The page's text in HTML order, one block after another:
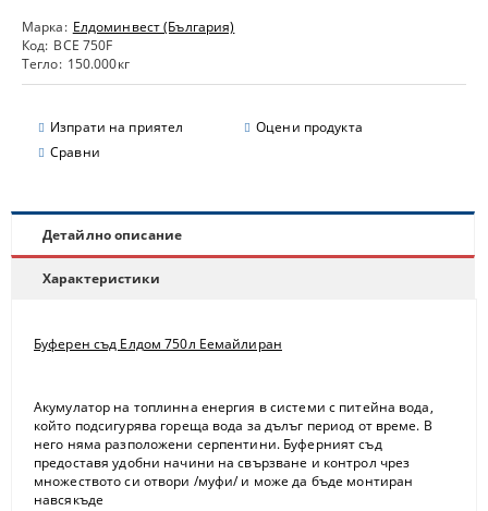
Марка: Елдоминвест (България)
Код: BCE 750F
Тегло: 150.000кг
Изпрати на приятел
Оцени продукта
Сравни
Детайлно описание
Характеристики
Буферен съд Елдом 750л Еемайлиран
Акумулатор на топлинна енергия в системи с питейна вода,
който подсигурява гореща вода за дълъг период от време. В
него няма разположени серпентини. Буферният съд
предоставя удобни начини на свързване и контрол чрез
множеството си отвори /муфи/ и може да бъде монтиран
навсякъде